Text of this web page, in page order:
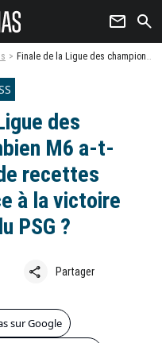
newsletter search
Finale de la Ligue des champions : Combien M6 a-t-elle engrangé de recettes publicitaires grâce à la victoire historique du PSG ?
des
M6 a-t-
recettes
à la victoire
PSG ?
share Partager
sur Google